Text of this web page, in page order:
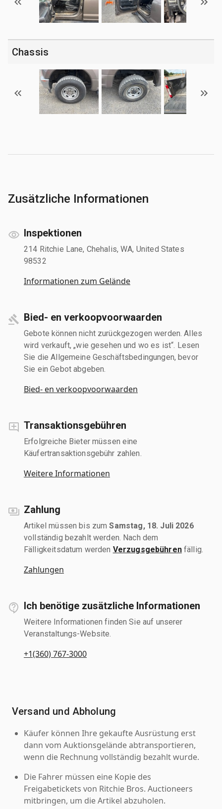
Chassis
Zusätzliche Informationen
Inspektionen
214 Ritchie Lane, Chehalis, WA, United States
98532
Informationen zum Gelände
Bied- en verkoopvoorwaarden
Gebote können nicht zurückgezogen werden. Alles
wird verkauft, „wie gesehen und wo es ist“. Lesen
Sie die Allgemeine Geschäftsbedingungen, bevor
Sie ein Gebot abgeben.
Bied- en verkoopvoorwaarden
Transaktionsgebühren
Erfolgreiche Bieter müssen eine
Käufertransaktionsgebühr zahlen.
Weitere Informationen
Zahlung
Artikel müssen bis zumSamstag, 18. Juli 2026
vollständig bezahlt werden. Nach dem
Fälligkeitsdatum werden Verzugsgebührenfällig.
Zahlungen
Ich benötige zusätzliche Informationen
Weitere Informationen finden Sie auf unserer
Veranstaltungs-Website.
+1(360) 767-3000
Versand und Abholung
Käufer können Ihre gekaufte Ausrüstung erst
dann vom Auktionsgelände abtransportieren,
wenn die Rechnung vollständig bezahlt wurde.
Die Fahrer müssen eine Kopie des
Freigabetickets von Ritchie Bros. Auctioneers
mitbringen, um die Artikel abzuholen.